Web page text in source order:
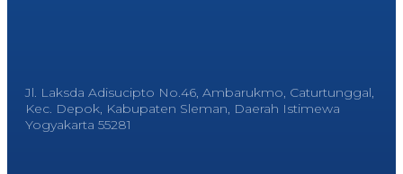
Jl. Laksda Adisucipto No.46, Ambarukmo, Caturtunggal,
Kec. Depok, Kabupaten Sleman, Daerah Istimewa
Yogyakarta 55281